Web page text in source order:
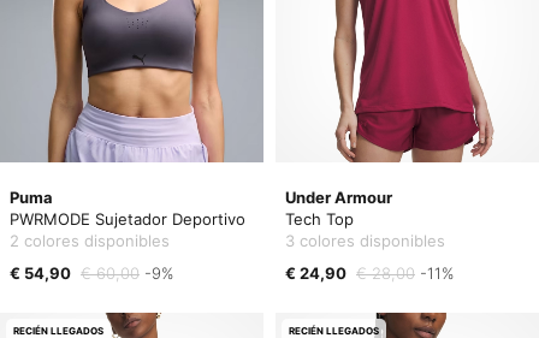
Puma
PWRMODE Sujetador Deportivo
2 colores disponibles
€ 54,90 € 60,00 -9%
Under Armour
Tech Top
3 colores disponibles
€ 24,90 € 28,00 -11%
RECIÉN LLEGADOS RECIÉN LLEGADOS